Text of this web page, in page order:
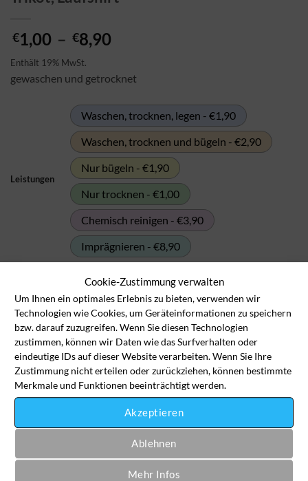
Cookie-Zustimmung verwalten
Um Ihnen ein optimales Erlebnis zu bieten, verwenden wir
Technologien wie Cookies, um Geräteinformationen zu speichern
bzw. darauf zuzugreifen. Wenn Sie diesen Technologien
zustimmen, können wir Daten wie das Surfverhalten oder
eindeutige IDs auf dieser Website verarbeiten. Wenn Sie Ihre
Zustimmung nicht erteilen oder zurückziehen, können bestimmte
Merkmale und Funktionen beeinträchtigt werden.
Akzeptieren
Ablehnen
Mehr Infos
€1,00 – €8,90
bis
€8,90
Enthält 19% MwSt.
gewaschen und getrocknet
Leistungen
Waschen, trocknen, legen - €1,90
Waschen, trocknen und bügeln - €2,90
Nur bügeln - €1,90
Nur trocknen - €1,00
Chemisch reinigen - €3,90
Imprägnieren - €8,90
Trikot, Laufshirt Menge
In den Wäschekorb
Artikelnummer:fre-ti-5009
Kategorie:Freizeitkleidung